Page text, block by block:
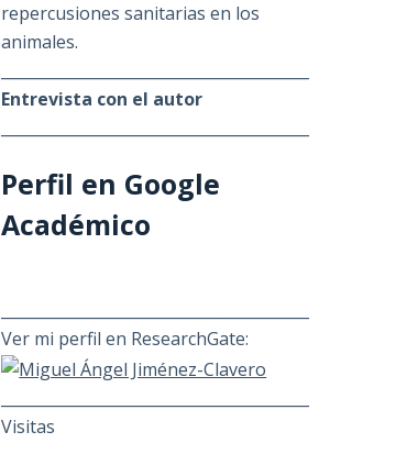
repercusiones sanitarias en los
animales.
Entrevista con el autor
Perfil en Google
Académico
Ver mi perfil en ResearchGate:
Visitas